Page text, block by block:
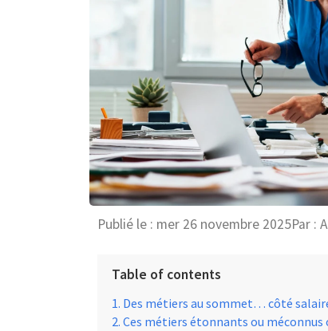
Publié le : mer 26 novembre 2025Par :
Table of contents
Des métiers au sommet… côté
Ces métiers étonnants ou méconnus